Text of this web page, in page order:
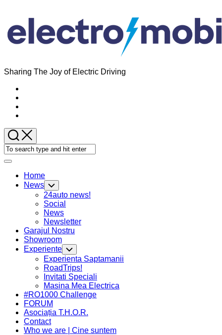
Sharing The Joy of Electric Driving
Expand
Home
News Toggle
Child
Menu
24auto news!
Social
News
Newsletter
Garajul Nostru
Showroom
Experiente Toggle
Child
Menu
Experienta Saptamanii
RoadTrips!
Invitati Speciali
Masina Mea Electrica
#RO1000 Challenge
FORUM
Asociația T.H.O.R.
Contact
Who we are | Cine suntem